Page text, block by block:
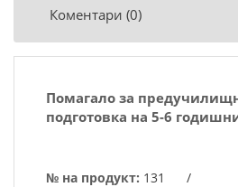
Коментари (0)
Помагало за
подготовка на 5-6
№ на продукт: 131
/